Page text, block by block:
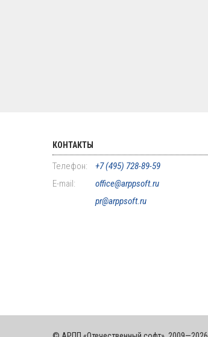
КОНТАКТЫ
Телефон:
+7 (495) 728-89-59
E-mail:
office@arppsoft.ru
pr@arppsoft.ru